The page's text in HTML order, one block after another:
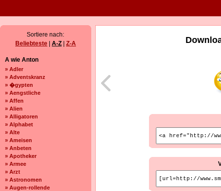
Sortiere nach:
Beliebteste
A-Z Z-A
A wie Anton
» Adler
» Adventskranz
» �gypten
» Aengstliche
» Affen
» Alien
» Alligatoren
» Alphabet
» Alte
» Ameisen
» Anbeten
» Apotheker
» Armee
» Arzt
» Astronomen
» Augen-rollende